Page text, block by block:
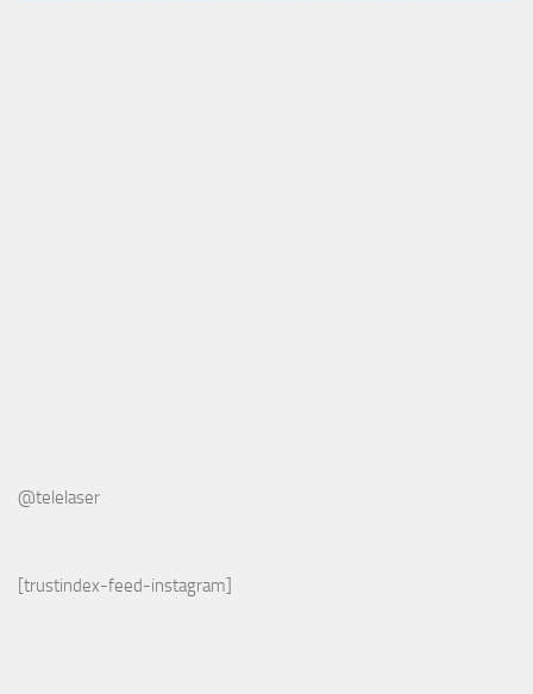
@telelaser
[trustindex-feed-instagram]